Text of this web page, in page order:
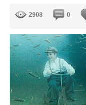
2908 0